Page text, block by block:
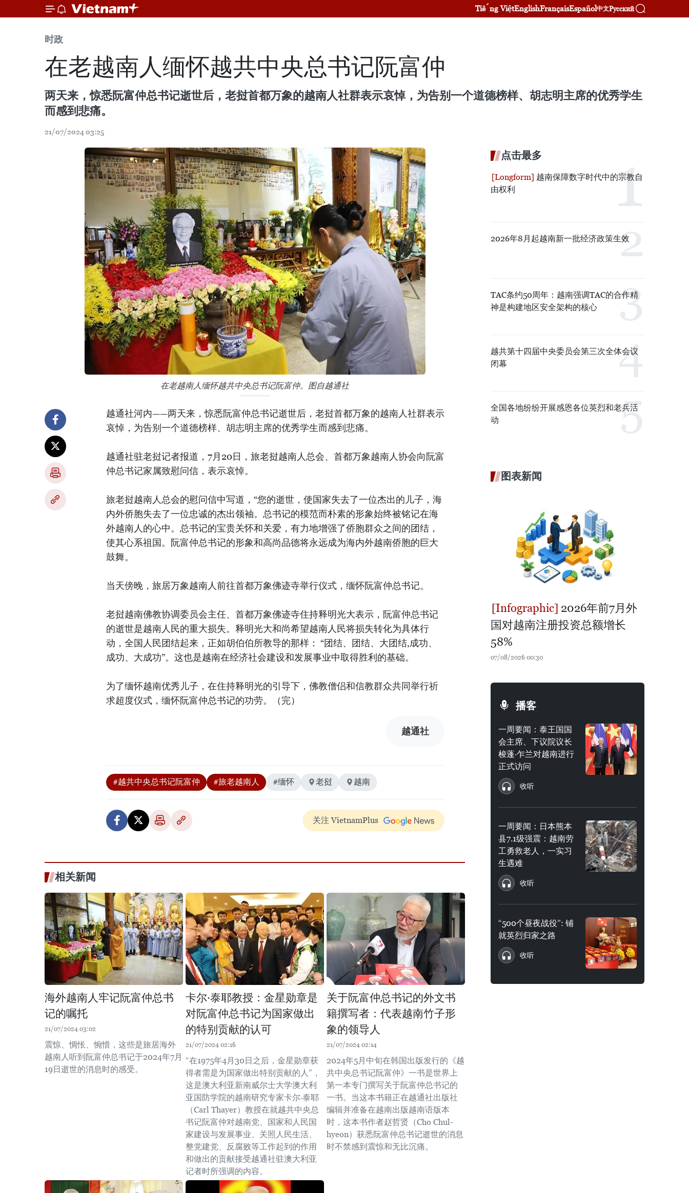
Tiếng ViệtEnglishFrançaisEspañol中文Русский
时政
在老越南人缅怀越共中央总书记阮富仲
两天来，惊悉阮富仲总书记逝世后，老挝首都万象的越南人社群表示哀悼，为告别一个道德榜样、胡志明主席的优秀学生
而感到悲痛。
21/07/2024 03:25
在老越南人缅怀越共中央总书记阮富仲。图自越通社
越通社河内——两天来，惊悉阮富仲总书记逝世后，老挝首都万象的越南人社群表示
哀悼，为告别一个道德榜样、胡志明主席的优秀学生而感到悲痛。
越通社驻老挝记者报道，7月20日，旅老挝越南人总会、首都万象越南人协会向阮富
仲总书记家属致慰问信，表示哀悼。
旅老挝越南人总会的慰问信中写道，“您的逝世，使国家失去了一位杰出的儿子，海
内外侨胞失去了一位忠诚的杰出领袖。总书记的模范而朴素的形象始终被铭记在海
外越南人的心中。总书记的宝贵关怀和关爱，有力地增强了侨胞群众之间的团结，
使其心系祖国。阮富仲总书记的形象和高尚品德将永远成为海内外越南侨胞的巨大
鼓舞。
当天傍晚，旅居万象越南人前往首都万象佛迹寺举行仪式，缅怀阮富仲总书记。
老挝越南佛教协调委员会主任、首都万象佛迹寺住持释明光大表示，阮富仲总书记
的逝世是越南人民的重大损失。释明光大和尚希望越南人民将损失转化为具体行
动，全国人民团结起来，正如胡伯伯所教导的那样： “团结、团结、大团结,成功、
成功、大成功”。这也是越南在经济社会建设和发展事业中取得胜利的基础。
为了缅怀越南优秀儿子，在住持释明光的引导下，佛教僧侣和信教群众共同举行祈
求超度仪式，缅怀阮富仲总书记的功劳。（完）
越通社
#越共中央总书记阮富仲 #旅老越南人 #缅怀 老挝 越南
关注 VietnamPlus
相关新闻
海外越南人牢记阮富仲总书
记的嘱托
21/07/2024 03:02
震惊、惆怅、惋惜，这些是旅居海外
越南人听到阮富仲总书记于2024年7月
19日逝世的消息时的感受。
卡尔·泰耶教授：金星勋章是
对阮富仲总书记为国家做出
的特别贡献的认可
21/07/2024 02:16
“在1975年4月30日之后，金星勋章获
得者需是为国家做出特别贡献的人”，
这是澳大利亚新南威尔士大学澳大利
亚国防学院的越南研究专家卡尔·泰耶
（Carl Thayer）教授在就越共中央总
书记阮富仲对越南党、国家和人民国
家建设与发展事业、关照人民生活、
整党建党、反腐败等工作起到的作用
和做出的贡献接受越通社驻澳大利亚
记者时所强调的内容。
关于阮富仲总书记的外文书
籍撰写者：代表越南竹子形
象的领导人
21/07/2024 02:14
2024年5月中旬在韩国出版发行的《越
共中央总书记阮富仲》一书是世界上
第一本专门撰写关于阮富仲总书记的
一书。当这本书籍正在越通社出版社
编辑并准备在越南出版越南语版本
时，这本书作者赵哲贤（Cho Chul-
hyeon）获悉阮富仲总书记逝世的消息
时不禁感到震惊和无比沉痛。
点击最多
越南保障数字时代中的宗教自
由权利
2026年8月起越南新一批经济政策生效
TAC条约50周年：越南强调TAC的合作精
神是构建地区安全架构的核心
越共第十四届中央委员会第三次全体会议
闭幕
全国各地纷纷开展感恩各位英烈和老兵活
动
图表新闻
2026年前7月外
国对越南注册投资总额增长
58%
07/08/2026 00:30
播客
一周要闻：泰王国国
会主席、下议院议长
梭蓬·乍兰对越南进行
正式访问
收听
一周要闻：日本熊本
县7.1级强震：越南劳
工勇救老人，一实习
生遇难
收听
“500个昼夜战役”: 铺
就英烈归家之路
收听